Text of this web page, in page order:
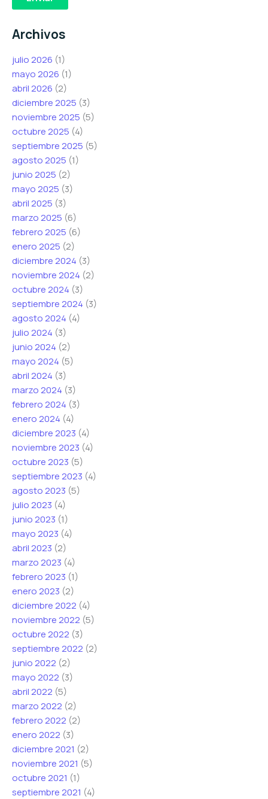
e
e
e
c
t
r
ó
n
i
c
o
*
e
e
e
c
t
r
ó
n
i
c
o
e
e
e
c
t
r
ó
n
i
c
o
*
Archivos
julio 2026 (1)
mayo 2026 (1)
abril 2026 (2)
diciembre 2025 (3)
noviembre 2025 (5)
octubre 2025 (4)
septiembre 2025 (5)
agosto 2025 (1)
junio 2025 (2)
mayo 2025 (3)
abril 2025 (3)
marzo 2025 (6)
febrero 2025 (6)
enero 2025 (2)
diciembre 2024 (3)
noviembre 2024 (2)
octubre 2024 (3)
septiembre 2024 (3)
agosto 2024 (4)
julio 2024 (3)
junio 2024 (2)
mayo 2024 (5)
abril 2024 (3)
marzo 2024 (3)
febrero 2024 (3)
enero 2024 (4)
diciembre 2023 (4)
noviembre 2023 (4)
octubre 2023 (5)
septiembre 2023 (4)
agosto 2023 (5)
julio 2023 (4)
junio 2023 (1)
mayo 2023 (4)
abril 2023 (2)
marzo 2023 (4)
febrero 2023 (1)
enero 2023 (2)
diciembre 2022 (4)
noviembre 2022 (5)
octubre 2022 (3)
septiembre 2022 (2)
junio 2022 (2)
mayo 2022 (3)
abril 2022 (5)
marzo 2022 (2)
febrero 2022 (2)
enero 2022 (3)
diciembre 2021 (2)
noviembre 2021 (5)
octubre 2021 (1)
septiembre 2021 (4)